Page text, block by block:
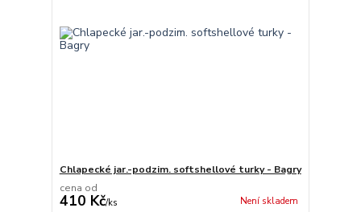
Chlapecké jar.-podzim. softshellové turky - Bagry
cena od
410 Kč/ks Není skladem